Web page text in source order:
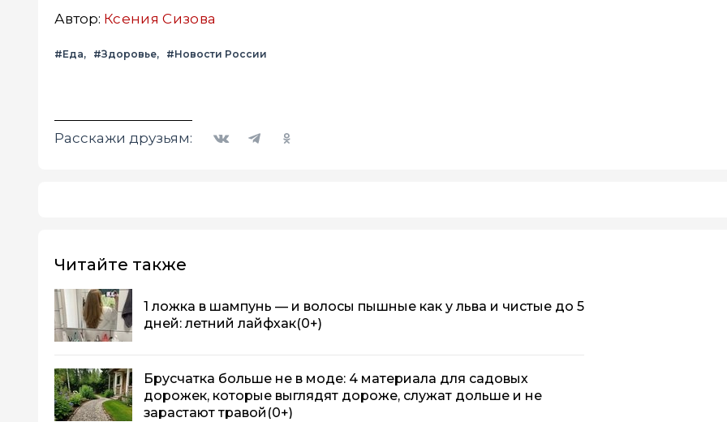
Автор: Ксения Сизова
#Еда #Здоровье #Новости России
Расскажи друзьям:
Читайте также
1 ложка в шампунь — и волосы пышные как у льва и чистые до 5
дней: летний лайфхак(0+)
Брусчатка больше не в моде: 4 материала для садовых
дорожек, которые выглядят дороже, служат дольше и не
зарастают травой (0+)